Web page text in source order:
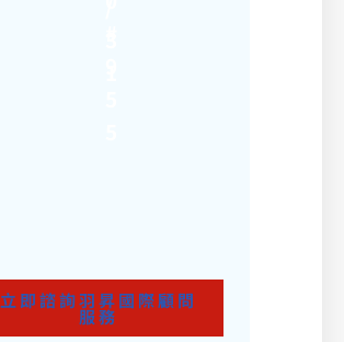
立即諮詢羽昇國際顧問
服務